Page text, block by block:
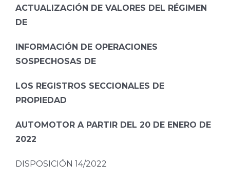
ACTUALIZACIÓN DE VALORES DEL RÉGIMEN
DE
INFORMACIÓN DE OPERACIONES
SOSPECHOSAS DE
LOS REGISTROS SECCIONALES DE
PROPIEDAD
AUTOMOTOR A PARTIR DEL 20 DE ENERO DE
2022
DISPOSICIÓN 14/2022